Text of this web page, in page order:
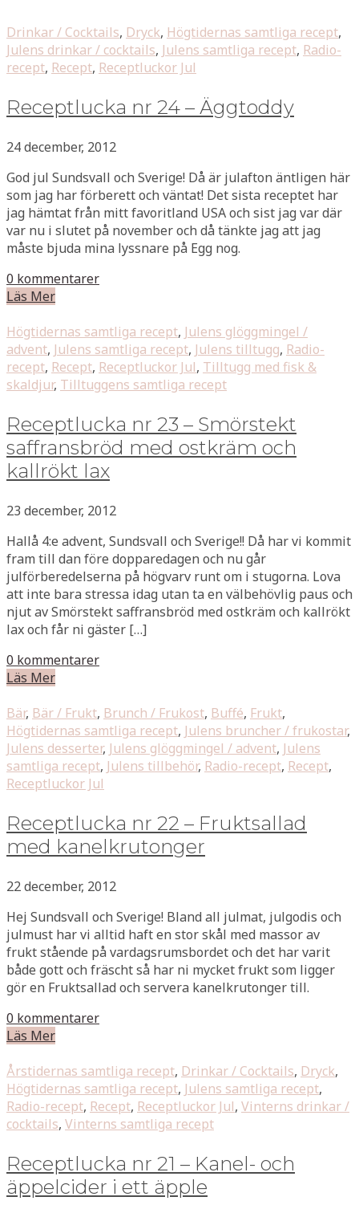
Drinkar / Cocktails, Dryck, Högtidernas samtliga recept,
Julens drinkar / cocktails, Julens samtliga recept, Radio-
recept, Recept, Receptluckor Jul
Receptlucka nr 24 – Äggtoddy
24 december, 2012
God jul Sundsvall och Sverige! Då är julafton äntligen här
som jag har förberett och väntat! Det sista receptet har
jag hämtat från mitt favoritland USA och sist jag var där
var nu i slutet på november och då tänkte jag att jag
måste bjuda mina lyssnare på Egg nog.
0 kommentarer
Läs Mer
Högtidernas samtliga recept, Julens glöggmingel /
advent, Julens samtliga recept, Julens tilltugg, Radio-
recept, Recept, Receptluckor Jul, Tilltugg med fisk &
skaldjur, Tilltuggens samtliga recept
Receptlucka nr 23 – Smörstekt
saffransbröd med ostkräm och
kallrökt lax
23 december, 2012
Hallå 4:e advent, Sundsvall och Sverige!! Då har vi kommit
fram till dan före dopparedagen och nu går
julförberedelserna på högvarv runt om i stugorna. Lova
att inte bara stressa idag utan ta en välbehövlig paus och
njut av Smörstekt saffransbröd med ostkräm och kallrökt
lax och får ni gäster […]
0 kommentarer
Läs Mer
Bär, Bär / Frukt, Brunch / Frukost, Buffé, Frukt,
Högtidernas samtliga recept, Julens bruncher / frukostar,
Julens desserter, Julens glöggmingel / advent, Julens
samtliga recept, Julens tillbehör, Radio-recept, Recept,
Receptluckor Jul
Receptlucka nr 22 – Fruktsallad
med kanelkrutonger
22 december, 2012
Hej Sundsvall och Sverige! Bland all julmat, julgodis och
julmust har vi alltid haft en stor skål med massor av
frukt stående på vardagsrumsbordet och det har varit
både gott och fräscht så har ni mycket frukt som ligger
gör en Fruktsallad och servera kanelkrutonger till.
0 kommentarer
Läs Mer
Årstidernas samtliga recept, Drinkar / Cocktails, Dryck,
Högtidernas samtliga recept, Julens samtliga recept,
Radio-recept, Recept, Receptluckor Jul, Vinterns drinkar /
cocktails, Vinterns samtliga recept
Receptlucka nr 21 – Kanel- och
äppelcider i ett äpple